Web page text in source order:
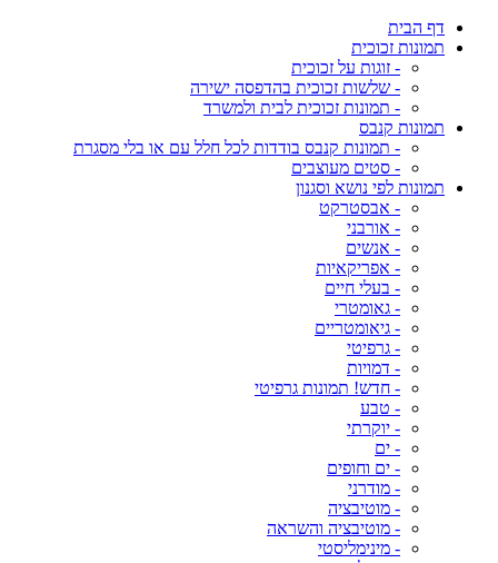
דף הבית
תמונות זכוכית
- זוגות על זכוכית
- שלשות זכוכית בהדפסה ישירה
- תמונות זכוכית לבית ולמשרד
תמונות קנבס
- תמונות קנבס בודדות לכל חלל עם או בלי מסגרת
- סטים מעוצבים
תמונות לפי נושא וסגנון
- אבסטרקט
- אורבני
- אנשים
- אפריקאיות
- בעלי חיים
- גאומטרי
- גיאומטריים
- גרפיטי
- דמויות
- חדש! תמונות גרפיטי
- טבע
- יוקרתי
- ים
- ים וחופים
- מודרני
- מוטיבציה
- מוטיבציה והשראה
- מינימליסטי